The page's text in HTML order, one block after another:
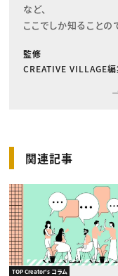
など、
ここでしか知ることの
監修
CREATIVE VILLAGE
関連記事
TOP Creator's コラム